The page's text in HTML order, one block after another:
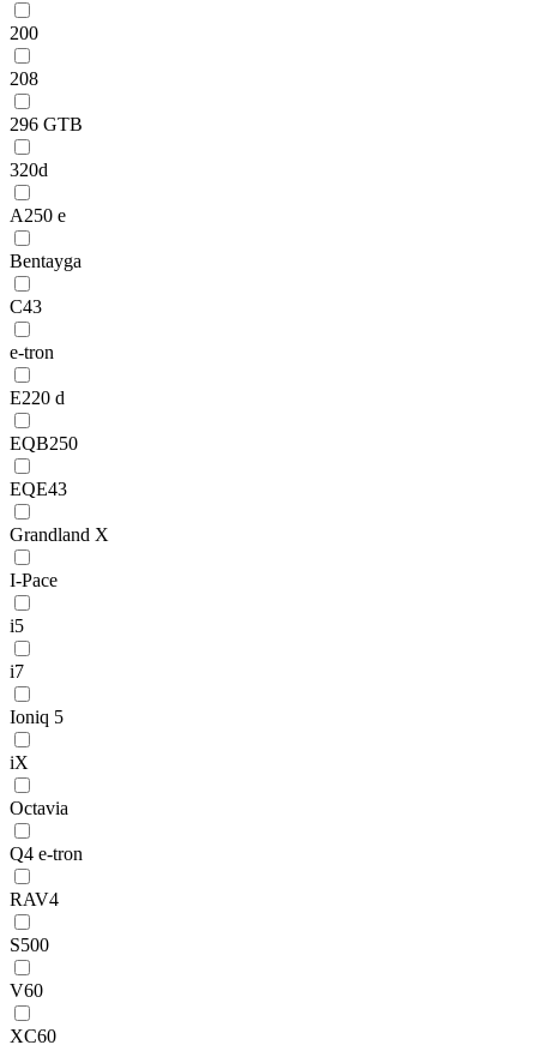
200
208
296 GTB
320d
A250 e
Bentayga
C43
e-tron
E220 d
EQB250
EQE43
Grandland X
I-Pace
i5
i7
Ioniq 5
iX
Octavia
Q4 e-tron
RAV4
S500
V60
XC60